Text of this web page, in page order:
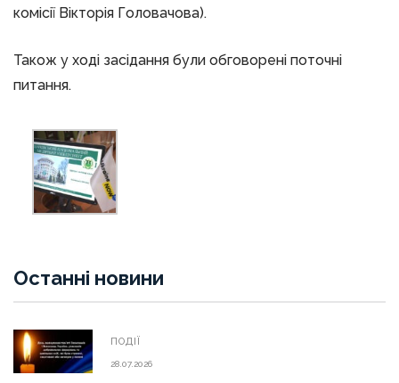
комісії Вікторія Головачова).
Також у ході засідання були обговорені поточні
питання.
Останні новини
ПОДІЇ
28.07.2026